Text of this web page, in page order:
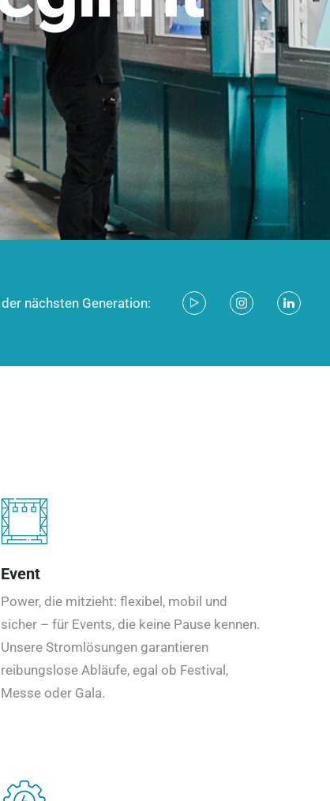
für industrielle Anwendungen –
nächsten Generation:
Event
Power, die mitzieht: flexibel, mobil und
sicher – für Events, die keine Pause kennen.
Unsere Stromlösungen garantieren
reibungslose Abläufe, egal ob Festival,
Messe oder Gala.